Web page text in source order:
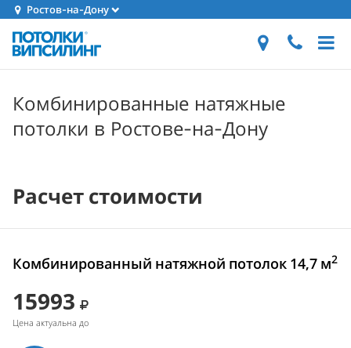
Ростов-на-Дону
Комбинированные натяжные
потолки в Ростове-на-Дону
Расчет стоимости
Комбинированный натяжной потолок 14,7 м2
15993
Цена актуальна до